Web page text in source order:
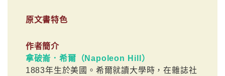
原文書特色
作者簡介
拿破崙．希爾（Napoleon Hill）
1883年生於美國。希爾就讀大學時，在雜誌社